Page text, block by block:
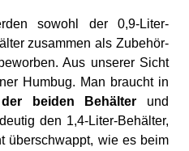
sowohl der 0,9-Liter-
zusammen als Zubehör­
Aus unserer Sicht
Humbug. Man braucht in
beiden Behälter und
den 1,4-Liter-Behälter,
über­schwappt, wie es beim